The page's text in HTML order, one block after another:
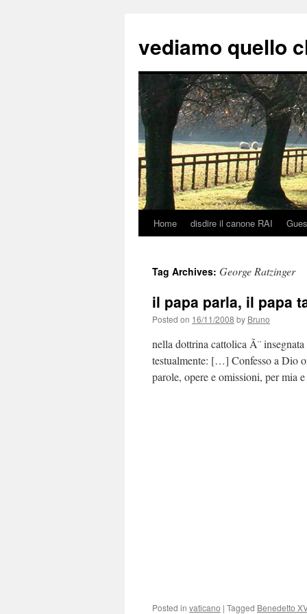
vediamo quello
Skip
content
Home disdire il canone RAI
Tag Archives: George Ratzinger
il papa parla, il papa
Posted on 16/11/2008 by Bruno
nella dottrina cattolica Ã¨
testualmente: […] Confesso a Dio
parole, opere e omissioni, per mia
Posted in vaticano | Tagged Benedetto